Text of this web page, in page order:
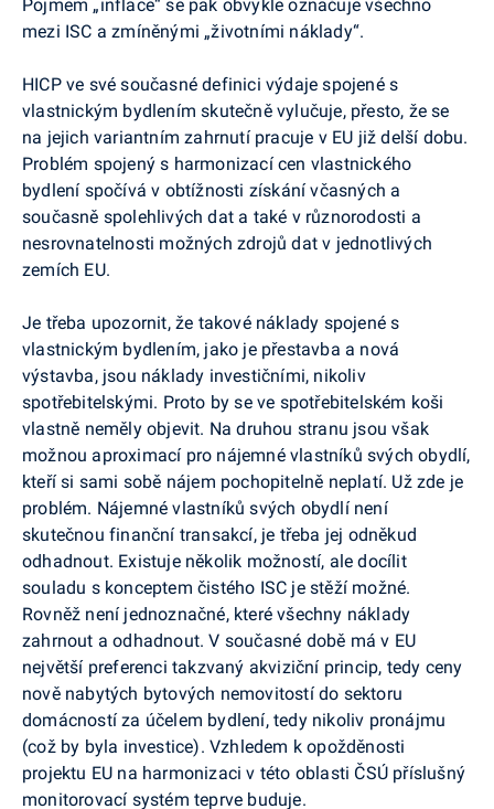
Pojmem „inflace“ se pak obvykle označuje všechno
mezi ISC a zmíněnými „životními náklady“.
HICP ve své současné definici výdaje spojené s
vlastnickým bydlením skutečně vylučuje, přesto, že se
na jejich variantním zahrnutí pracuje v EU již delší dobu.
Problém spojený s harmonizací cen vlastnického
bydlení spočívá v obtížnosti získání včasných a
současně spolehlivých dat a také v různorodosti a
nesrovnatelnosti možných zdrojů dat v jednotlivých
zemích EU.
Je třeba upozornit, že takové náklady spojené s
vlastnickým bydlením, jako je přestavba a nová
výstavba, jsou náklady investičními, nikoliv
spotřebitelskými. Proto by se ve spotřebitelském koši
vlastně neměly objevit. Na druhou stranu jsou však
možnou aproximací pro nájemné vlastníků svých obydlí,
kteří si sami sobě nájem pochopitelně neplatí. Už zde je
problém. Nájemné vlastníků svých obydlí není
skutečnou finanční transakcí, je třeba jej odněkud
odhadnout. Existuje několik možností, ale docílit
souladu s konceptem čistého ISC je stěží možné.
Rovněž není jednoznačné, které všechny náklady
zahrnout a odhadnout. V současné době má v EU
největší preferenci takzvaný akviziční princip, tedy ceny
nově nabytých bytových nemovitostí do sektoru
domácností za účelem bydlení, tedy nikoliv pronájmu
(což by byla investice). Vzhledem k opožděnosti
projektu EU na harmonizaci v této oblasti ČSÚ příslušný
monitorovací systém teprve buduje.